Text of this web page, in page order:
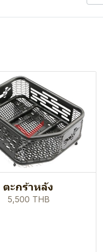
ตะกร้าหลัง
5,500 THB